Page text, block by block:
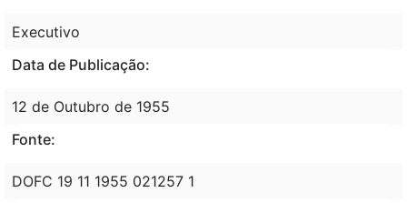
Executivo
Data de Publicação:
12 de Outubro de 1955
Fonte:
DOFC 19 11 1955 021257 1